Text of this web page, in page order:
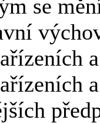
se